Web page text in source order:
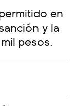
en
y la
pesos.